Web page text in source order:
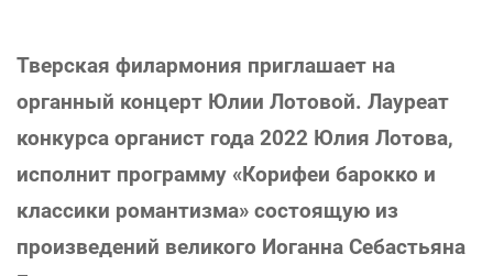
Тверская филармония приглашает на
органный концерт Юлии Лотовой. Лауреат
конкурса органист года 2022 Юлия Лотова,
исполнит программу «Корифеи барокко и
классики романтизма» состоящую из
произведений великого Иоганна Себастьяна